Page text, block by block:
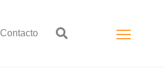
Contacto